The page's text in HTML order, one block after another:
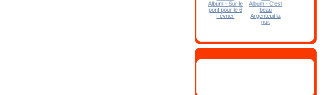
Album - Sur le
pont pour le 6
Février
Album - C'est
beau
Argenteuil la
nuit